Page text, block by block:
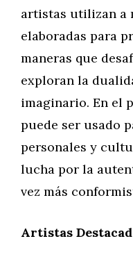
artistas utilizan a
elaboradas para
maneras que
exploran la
imaginario. En el
puede ser usado
personales y
lucha por la
vez más
Artistas